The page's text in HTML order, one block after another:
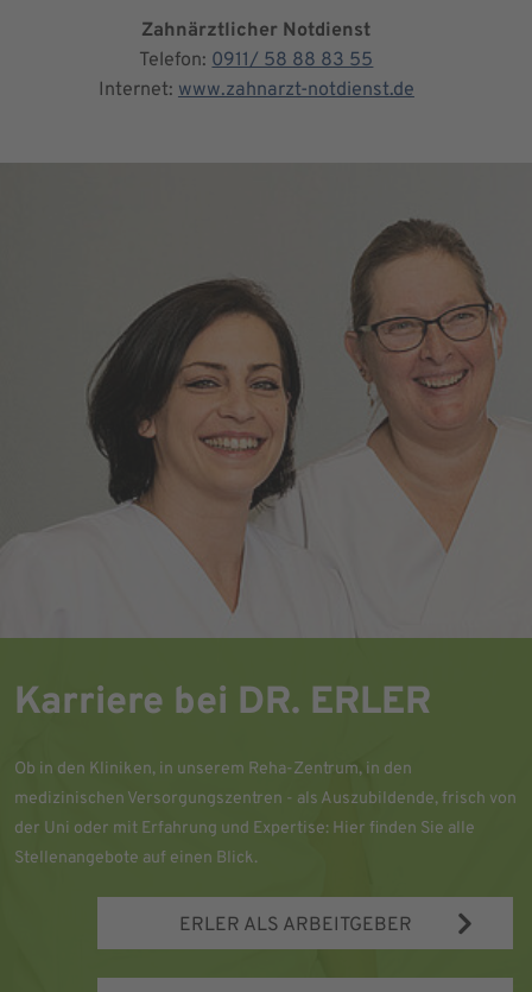
Zahnärztlicher Notdienst
Telefon: 0911/ 58 88 83 55
Internet: www.zahnarzt-notdienst.de
Karriere bei DR. ERLER
Ob in den Kliniken, in unserem Reha-Zentrum, in den
medizinischen Versorgungszentren - als Auszubildende, frisch von
der Uni oder mit Erfahrung und Expertise: Hier finden Sie alle
Stellenangebote auf einen Blick.
ERLER ALS ARBEITGEBER